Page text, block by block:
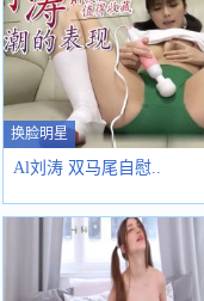
换脸明星
Al刘涛 双马尾自慰..